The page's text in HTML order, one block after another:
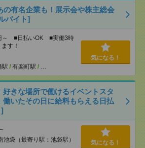
の有名企業も！展示会や株主総会
バイト]
～ ■日払いOK ■実働3時
す！
駅 / 有楽町駅 / …
気になる！
好きな場所で働けるイベントスタ
いたその日に給料もらえる日払
池袋（最寄り駅：池袋駅） 気になる！